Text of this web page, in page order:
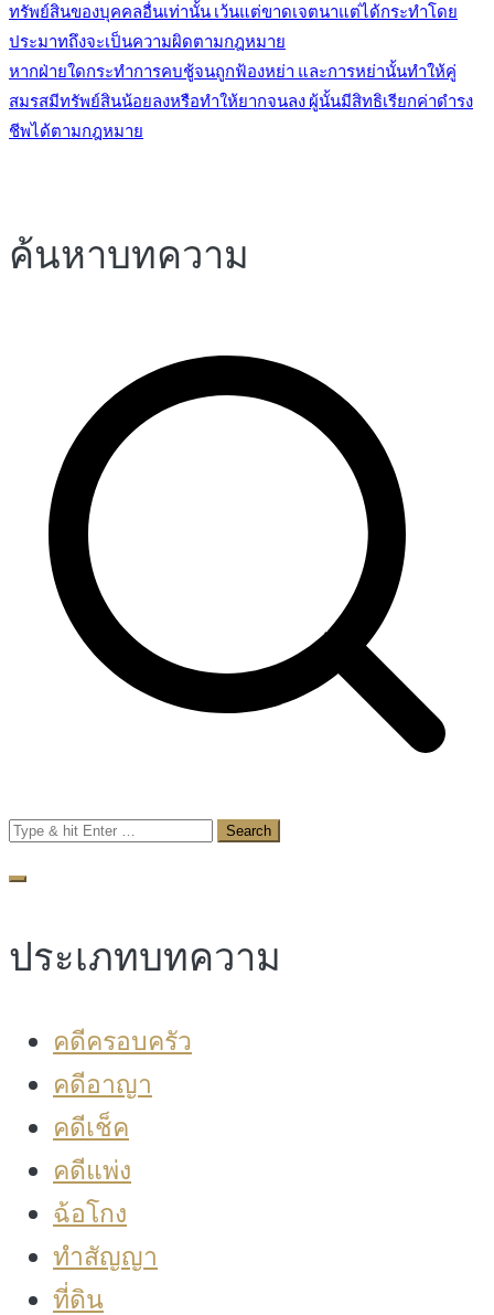
แนะแนว
เรื่อง
ทรัพย์สินของบุคคลอื่นเท่านั้น เว้นแต่ขาดเจตนาแต่ได้กระทำโดย
ประมาทถึงจะเป็นความผิดตามกฎหมาย
หากฝ่ายใดกระทำการคบชู้จนถูกฟ้องหย่า และการหย่านั้นทำให้คู่
สมรสมีทรัพย์สินน้อยลงหรือทำให้ยากจนลง ผู้นั้นมีสิทธิเรียกค่าดำรง
ชีพได้ตามกฎหมาย
ค้นหาบทความ
Search
for:
ประเภทบทความ
คดีครอบครัว
คดีอาญา
คดีเช็ค
คดีแพ่ง
ฉ้อโกง
ทำสัญญา
ที่ดิน